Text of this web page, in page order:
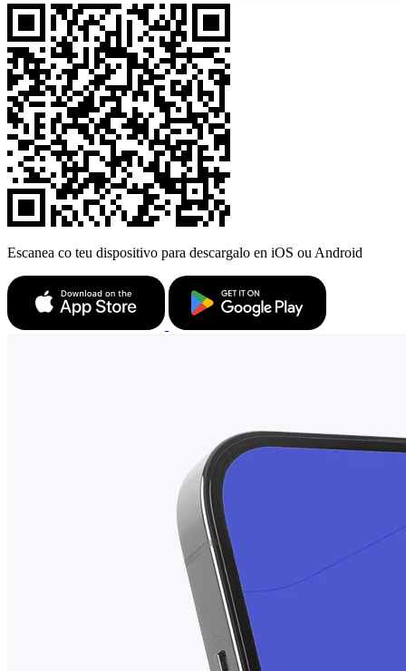
Escanea co teu dispositivo para descargalo en iOS ou Android